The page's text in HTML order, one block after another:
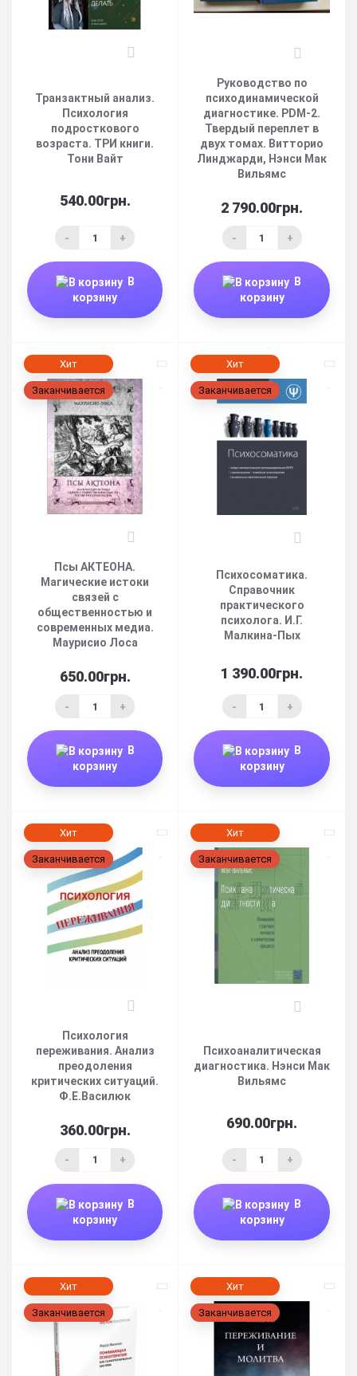
Транзактный анализ.
Психология
подросткового
возраста. ТРИ книги.
Тони Вайт
540.00грн.
- +
В
корзину
Руководство по
психодинамической
диагностике. PDM-2.
Твердый переплет в
двух томах. Витторио
Линджарди, Нэнси Мак
Вильямс
2 790.00грн.
- +
В
корзину
Хит
Заканчивается
Псы АКТЕОНА.
Магические истоки
связей с
общественностью и
современных медиа.
Маурисио Лоса
650.00грн.
- +
В
корзину
Хит
Заканчивается
Психосоматика.
Справочник
практического
психолога. И.Г.
Малкина-Пых
1 390.00грн.
- +
В
корзину
Хит
Заканчивается
4
Психология
переживания. Анализ
преодоления
критических ситуаций.
Ф.Е.Василюк
360.00грн.
- +
В
корзину
Хит
Заканчивается
Психоаналитическая
диагностика. Нэнси Мак
Вильямс
690.00грн.
- +
В
корзину
Хит
Заканчивается
Хит
Заканчивается